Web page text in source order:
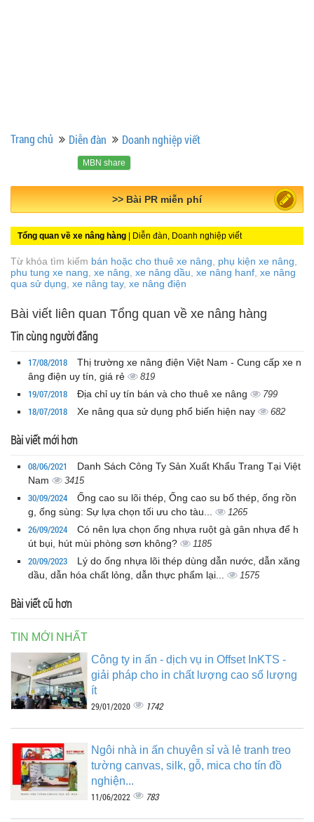
Trang chủ Diễn đàn Doanh nghiệp viết
MBN share
>> Bài PR miễn phí
Tổng quan về xe nâng hàng | Diễn đàn, Doanh nghiệp viết
Từ khóa tìm kiếm bán hoặc cho thuê xe nâng phụ kiện xe nâng
phu tung xe nang xe nâng xe nâng dầu xe nâng hanf xe nâng
qua sử dụng xe nâng tay, xe nâng điện
Bài viết liên quan Tổng quan về xe nâng hàng
Tin cùng người đăng
17/08/2018
Thị trường xe nâng điện Việt Nam - Cung cấp xe n
âng điện uy tín, giá rẻ
819
19/07/2018 Địa chỉ uy tín bán và cho thuê xe nâng 799
18/07/2018 Xe nâng qua sử dụng phổ biến hiện nay 682
Bài viết mới hơn
08/06/2021
Danh Sách Công Ty Sản Xuất Khẩu Trang Tại Việt
Nam
3415
30/09/2024
Ống cao su lõi thép, Ống cao su bố thép, ống rồn
g, ống sùng: Sự lựa chọn tối ưu cho tàu...
1265
26/09/2024
Có nên lựa chọn ống nhựa ruột gà gân nhựa để h
út bụi, hút mùi phòng sơn không?
1185
20/09/2023
Lý do ống nhựa lõi thép dùng dẫn nước, dẫn xăng
dầu, dẫn hóa chất lỏng, dẫn thực phẩm lại...
1575
Bài viết cũ hơn
TIN MỚI NHẤT
Công ty in ấn - dịch vụ in Offset InKTS -
giải pháp cho in chất lượng cao số lượng
ít
29/01/2020 1742
Ngôi nhà in ấn chuyên sỉ và lẻ tranh treo
tường canvas, silk, gỗ, mica cho tín đồ
nghiện...
11/06/2022 783